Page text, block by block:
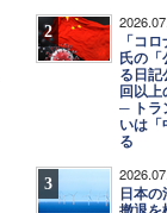
2
「コ
氏の「
る日記
回以上
─ トラ
いは「
る
3
日本